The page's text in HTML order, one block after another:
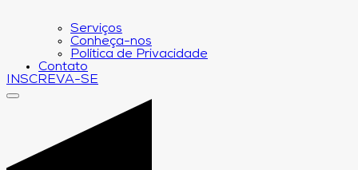
Serviços
Conheça-nos
Política de Privacidade
Contato
INSCREVA-SE